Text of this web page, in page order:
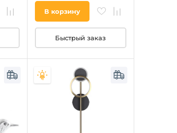
В корзину
Быстрый заказ